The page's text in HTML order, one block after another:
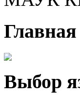
Выбор